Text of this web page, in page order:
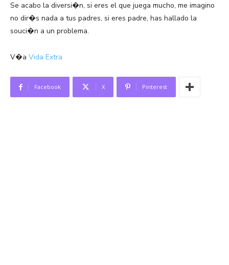
Se acabo la diversi�n, si eres el que juega mucho, me imagino
no dir�s nada a tus padres, si eres padre, has hallado la
souci�n a un problema.
V�a Vida Extra
Facebook X Pinterest